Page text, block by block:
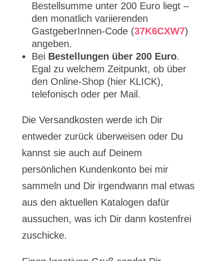
Bestellsumme unter 200 Euro liegt –
den monatlich variierenden
GastgeberInnen-Code (37K6CXW7)
angeben.
Bei Bestellungen über 200 Euro.
Egal zu welchem Zeitpunkt, ob über
den Online-Shop (hier KLICK),
telefonisch oder per Mail.
Die Versandkosten werde ich Dir
entweder zurück überweisen oder Du
kannst sie auch auf Deinem
persönlichen Kundenkonto bei mir
sammeln und Dir irgendwann mal etwas
aus den aktuellen Katalogen dafür
aussuchen, was ich Dir dann kostenfrei
zuschicke.